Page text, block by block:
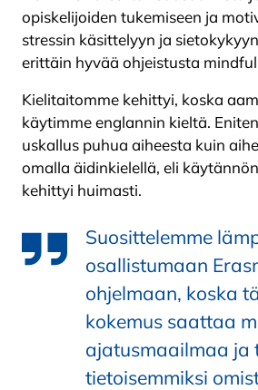
opiskelijoiden tukemiseen ja
stressin käsittelyyn ja
erittäin hyvää ohjeistusta
Kielitaitomme kehittyi, koska
käytimme englannin kieltä.
uskallus puhua aiheesta kuin
omalla äidinkielellä, eli
kehittyi huimasti.
Suosittelemme
osallistumaan
ohjelmaan, koska
kokemus saattaa
ajatusmaailmaa ja
tietoisemmiksi